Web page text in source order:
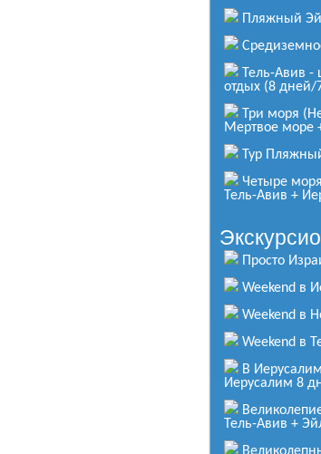
Израиль –
(Тель-Авив,
Эйлат 15 дней/
Израиль –
Иордания тур
Пляжный
Тель-Авив
отдых (8 дней/
Три моря
Мертвое море
Тур
Четыре
Тель-Авив +
Просто
Weekend в
Weekend в
Weekend в
В
Иерусалим 8
Тель-Авив +